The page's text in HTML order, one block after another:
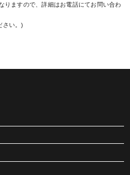
りますので、詳細はお電話にてお問い合わ
さい。)